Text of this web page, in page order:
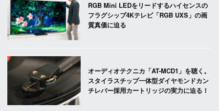
RGB Mini LEDをリードするハイセンスの
フラグシップ4Kテレビ「RGB UXS」の画
質真価に迫る
オーディオテクニカ「AT-MCD1」を聴く。
スタイラスチップ一体型ダイヤモンドカン
チレバー採用カートリッジの実力に迫る！